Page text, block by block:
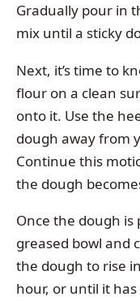
Gradually pour in
mix until a sticky
Next, it’s time to
flour on a clean
onto it. Use the
dough away from
Continue this
the dough
Once the dough is
greased bowl and
the dough to rise
hour, or until it has